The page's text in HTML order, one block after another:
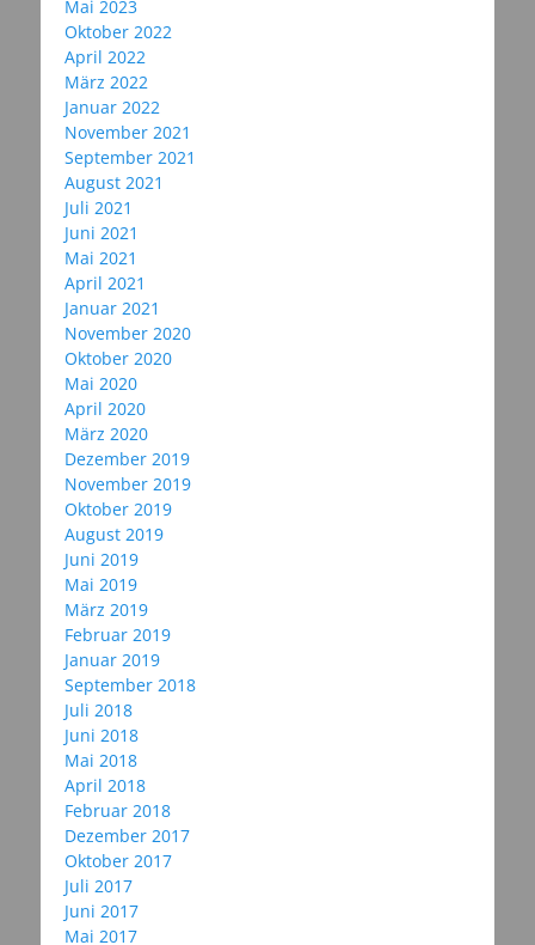
Mai 2023
Oktober 2022
April 2022
März 2022
Januar 2022
November 2021
September 2021
August 2021
Juli 2021
Juni 2021
Mai 2021
April 2021
Januar 2021
November 2020
Oktober 2020
Mai 2020
April 2020
März 2020
Dezember 2019
November 2019
Oktober 2019
August 2019
Juni 2019
Mai 2019
März 2019
Februar 2019
Januar 2019
September 2018
Juli 2018
Juni 2018
Mai 2018
April 2018
Februar 2018
Dezember 2017
Oktober 2017
Juli 2017
Juni 2017
Mai 2017